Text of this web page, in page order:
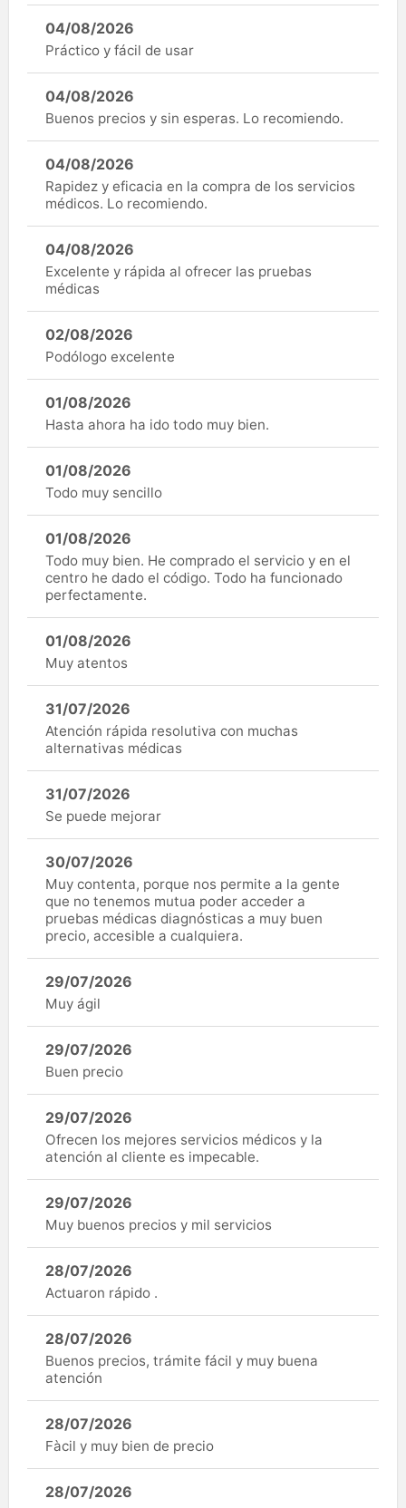
04/08/2026
Práctico y fácil de usar
04/08/2026
Buenos precios y sin esperas. Lo recomiendo.
04/08/2026
Rapidez y eficacia en la compra de los servicios
médicos. Lo recomiendo.
04/08/2026
Excelente y rápida al ofrecer las pruebas
médicas
02/08/2026
Podólogo excelente
01/08/2026
Hasta ahora ha ido todo muy bien.
01/08/2026
Todo muy sencillo
01/08/2026
Todo muy bien. He comprado el servicio y en el
centro he dado el código. Todo ha funcionado
perfectamente.
01/08/2026
Muy atentos
31/07/2026
Atención rápida resolutiva con muchas
alternativas médicas
31/07/2026
Se puede mejorar
30/07/2026
Muy contenta, porque nos permite a la gente
que no tenemos mutua poder acceder a
pruebas médicas diagnósticas a muy buen
precio, accesible a cualquiera.
29/07/2026
Muy ágil
29/07/2026
Buen precio
29/07/2026
Ofrecen los mejores servicios médicos y la
atención al cliente es impecable.
29/07/2026
Muy buenos precios y mil servicios
28/07/2026
Actuaron rápido .
28/07/2026
Buenos precios, trámite fácil y muy buena
atención
28/07/2026
Fàcil y muy bien de precio
28/07/2026